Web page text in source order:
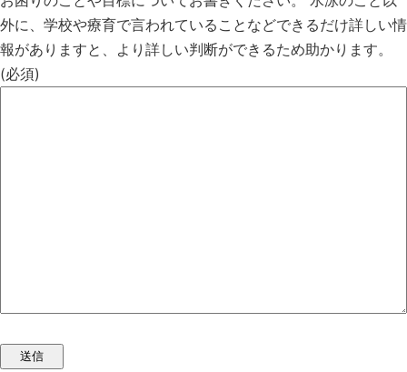
外に、学校や療育で言われていることなどできるだけ詳しい情
報がありますと、より詳しい判断ができるため助かります。
(必須)